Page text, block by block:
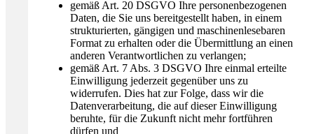
gemäß Art. 20 DSGVO Ihre personenbezogenen
Daten, die Sie uns bereitgestellt haben, in einem
strukturierten, gängigen und maschinenlesebaren
Format zu erhalten oder die Übermittlung an einen
anderen Verantwortlichen zu verlangen;
gemäß Art. 7 Abs. 3 DSGVO Ihre einmal erteilte
Einwilligung jederzeit gegenüber uns zu
widerrufen. Dies hat zur Folge, dass wir die
Datenverarbeitung, die auf dieser Einwilligung
beruhte, für die Zukunft nicht mehr fortführen
dürfen und